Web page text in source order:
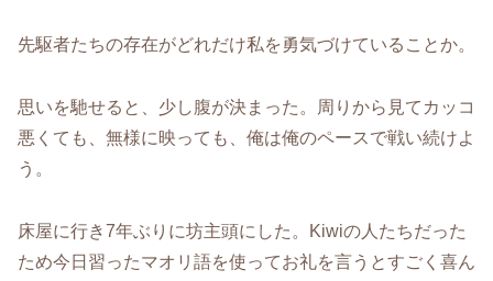
先駆者たちの存在がどれだけ私を勇気づけていることか。
思いを馳せると、少し腹が決まった。周りから見てカッコ
悪くても、無様に映っても、俺は俺のペースで戦い続けよ
う。
床屋に行き7年ぶりに坊主頭にした。Kiwiの人たちだった
ため今日習ったマオリ語を使ってお礼を言うとすごく喜ん